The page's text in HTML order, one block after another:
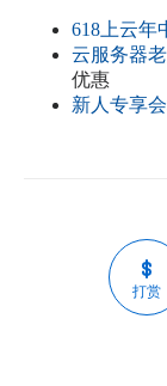
618上云年
云服务器
优惠
新人专享
打赏